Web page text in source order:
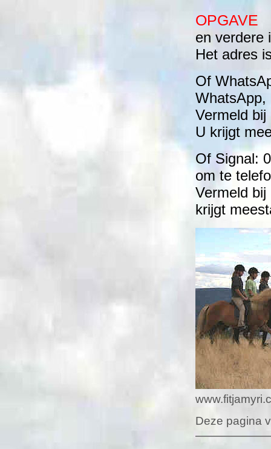
OPGAVE
en verdere
Het adres
Of
WhatsApp,
Vermeld
U krijgt
Of Signal:
om te
Vermeld
krijgt
Deze pagina